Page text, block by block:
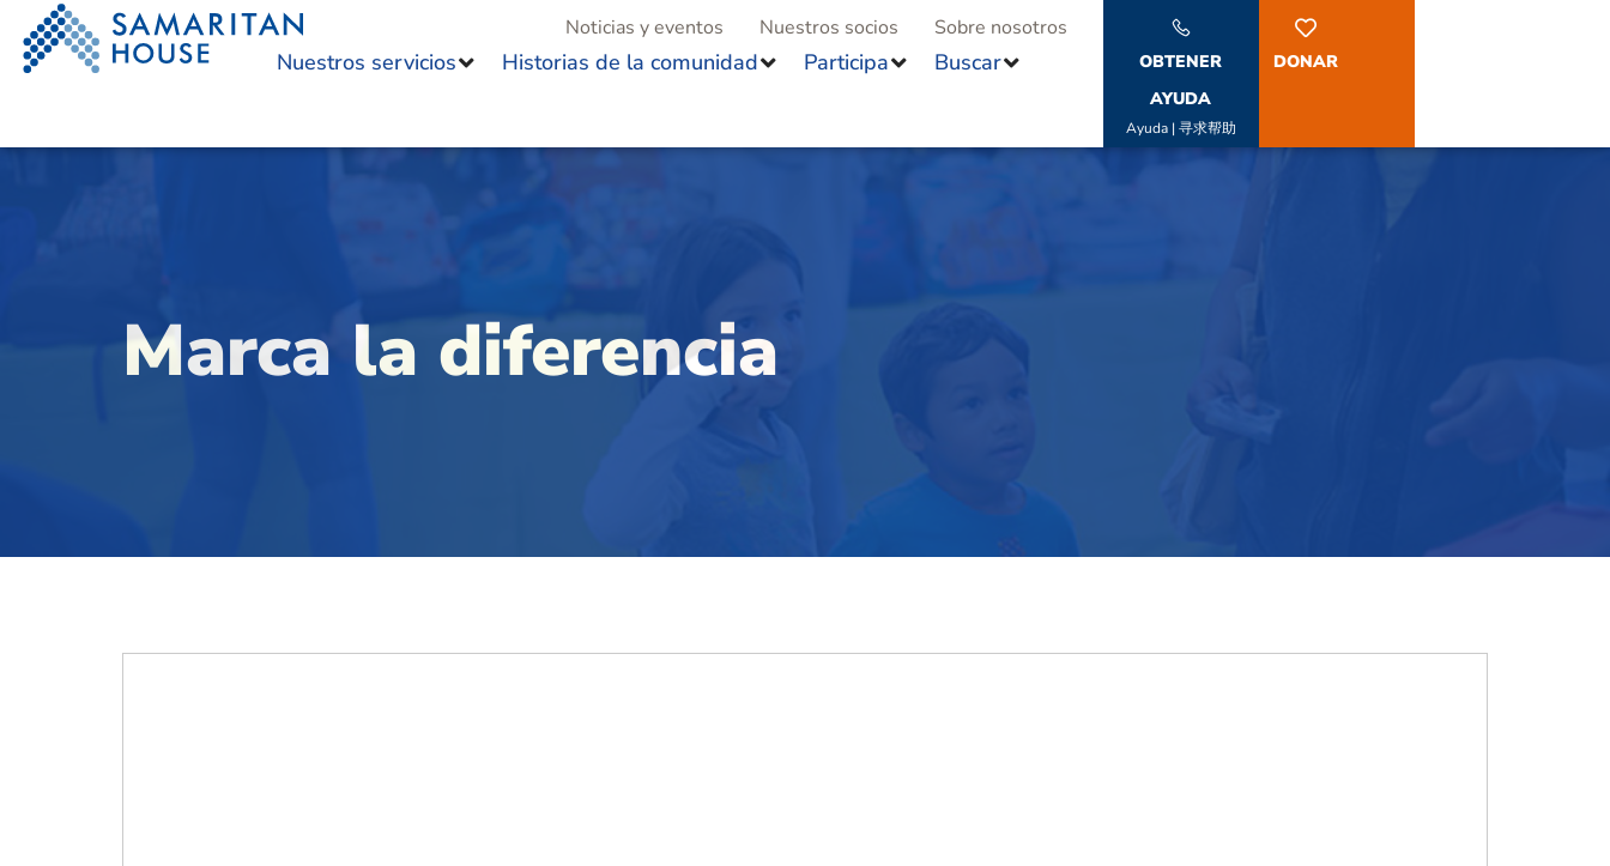
Noticias y eventos Nuestros socios Sobre nosotros
Nuestros servicios Historias de la comunidad Participa Buscar
OBTENER
AYUDA
Ayuda | 寻求帮助
DONAR
Marca la diferencia